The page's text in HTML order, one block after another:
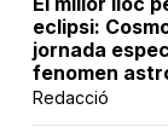
eclipsi:
jornada
fenomen
Redacció